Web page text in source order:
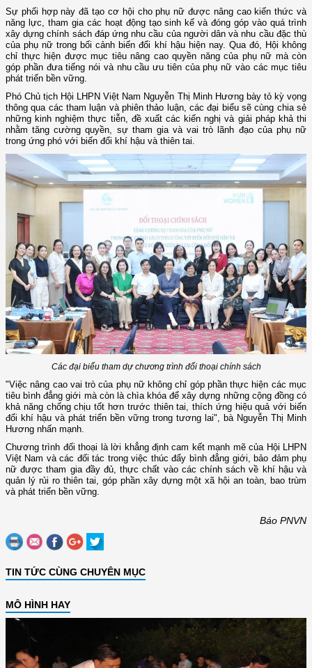
Sự phối hợp này đã tạo cơ hội cho phụ nữ được nâng cao kiến thức và
năng lực, tham gia các hoạt động tạo sinh kế và đóng góp vào quá trình
xây dựng chính sách đáp ứng nhu cầu của người dân và nhu cầu đặc thù
của phụ nữ trong bối cảnh biến đổi khí hậu hiện nay. Qua đó, Hội không
chỉ thực hiện được mục tiêu nâng cao quyền năng của phụ nữ mà còn
góp phần đưa tiếng nói và nhu cầu ưu tiên của phụ nữ vào các mục tiêu
phát triển bền vững.
Phó Chủ tịch Hội LHPN Việt Nam Nguyễn Thị Minh Hương bày tỏ kỳ vọng
thông qua các tham luận và phiên thảo luận, các đại biểu sẽ cùng chia sẻ
những kinh nghiệm thực tiễn, đề xuất các kiến nghị và giải pháp khả thi
nhằm tăng cường quyền, sự tham gia và vai trò lãnh đạo của phụ nữ
trong ứng phó với biến đổi khí hậu và thiên tai.
Các đại biểu tham dự chương trình đối thoại chính sách
"Việc nâng cao vai trò của phụ nữ không chỉ góp phần thực hiện các mục
tiêu bình đẳng giới mà còn là chìa khóa để xây dựng những cộng đồng có
khả năng chống chịu tốt hơn trước thiên tai, thích ứng hiệu quả với biến
đổi khí hậu và phát triển bền vững trong tương lai", bà Nguyễn Thị Minh
Hương nhấn mạnh.
Chương trình đối thoại là lời khẳng định cam kết mạnh mẽ của Hội LHPN
Việt Nam và các đối tác trong việc thúc đẩy bình đẳng giới, bảo đảm phụ
nữ được tham gia đầy đủ, thực chất vào các chính sách về khí hậu và
quản lý rủi ro thiên tai, góp phần xây dựng một xã hội an toàn, bao trùm
và phát triển bền vững.
Báo PNVN
TIN TỨC CÙNG CHUYÊN MỤC
MÔ HÌNH HAY